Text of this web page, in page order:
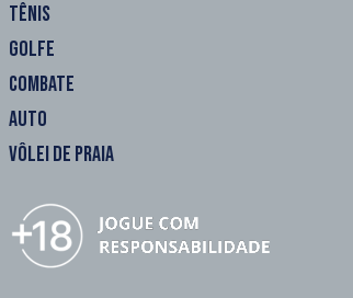
TÊNIS
GOLFE
COMBATE
AUTO
VÔLEI DE PRAIA